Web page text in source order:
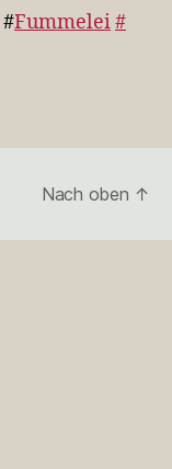
#Netztrennwand
#…
#Fummelei#
Nach oben ↑